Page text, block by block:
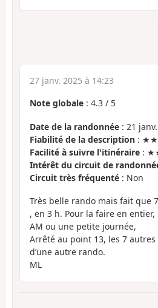
27 janv. 2025 à 14:23
Note globale : 4.3 / 5
Date de la randonnée : 21
Fiabilité de la description :
Facilité à suivre l'itinéraire :
Intérêt du circuit de
Circuit très fréquenté : Non
Très belle rando mais fait que
, en 3 h. Pour la faire en
AM ou une petite journée,
Arrêté au point 13, les 7 autres
d’une autre rando.
ML